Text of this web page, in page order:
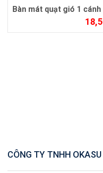
Bàn mát quạt gió 1
CÔNG TY TNHH OKASU